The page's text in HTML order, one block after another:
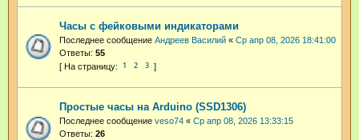
Часы с фейковыми индикаторами
Последнее сообщение Андреев Василий « Ср апр 08, 2026 18:41:00
Ответы: 55
1 2 3
Простые часы на Arduino (SSD1306)
Последнее сообщение veso74 « Ср апр 08, 2026 13:33:15
Ответы: 26